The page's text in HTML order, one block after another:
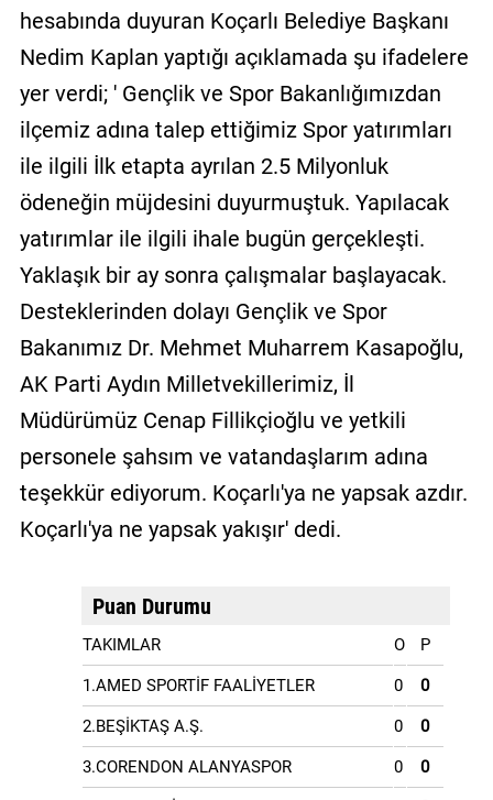
hesabında duyuran Koçarlı Belediye Başkanı
Nedim Kaplan yaptığı açıklamada şu ifadelere
yer verdi; ' Gençlik ve Spor Bakanlığımızdan
ilçemiz adına talep ettiğimiz Spor yatırımları
ile ilgili İlk etapta ayrılan 2.5 Milyonluk
ödeneğin müjdesini duyurmuştuk. Yapılacak
yatırımlar ile ilgili ihale bugün gerçekleşti.
Yaklaşık bir ay sonra çalışmalar başlayacak.
Desteklerinden dolayı Gençlik ve Spor
Bakanımız Dr. Mehmet Muharrem Kasapoğlu,
AK Parti Aydın Milletvekillerimiz, İl
Müdürümüz Cenap Fillikçioğlu ve yetkili
personele şahsım ve vatandaşlarım adına
teşekkür ediyorum. Koçarlı'ya ne yapsak azdır.
Koçarlı'ya ne yapsak yakışır' dedi.
Puan Durumu
TAKIMLAR O P
1.AMED SPORTİF FAALİYETLER 0 0
2.BEŞİKTAŞ A.Ş. 0 0
3.CORENDON ALANYASPOR 0 0